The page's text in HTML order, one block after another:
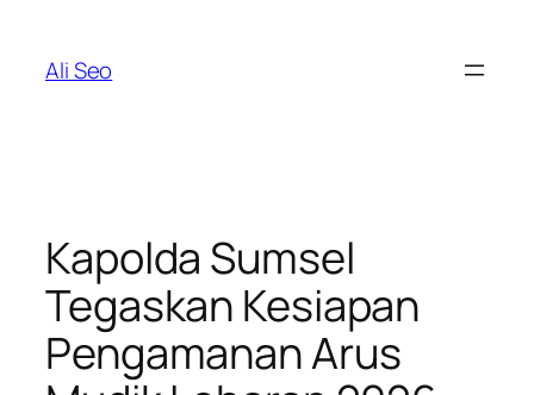
content
Ali Seo
Kapolda Sumsel
Tegaskan Kesiapan
Pengamanan Arus